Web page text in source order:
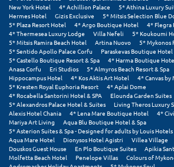
Τρίκαλα
Τρίκαλα Κορινθίας
Τρίπολη
Τυρός
Υ
Ύδρα
Φ
New York Hotel
4* Achillion Palace 5* Athina Luxury
Hermes Hotel
Gizis Exclusive
5* Mitsis Selection Blue
5* Plaza Resort Hotel
4* Argo Boutique Hotel
4* Flegra
4* Thermesea Luxury Lodge
Villa Nefeli
5* Koukoumi
5* Mitsis Ramira Beach Hotel
Artina Nuovo
5* Mykonos
5* Sentido Apollo Palace Corfu
Paraskevas Boutique Hotel
5* Castello Boutique Resort & Spa
4* Harma Boutique
Anasa Corfu
Eri Studios 5* Almyros Beach Resort & Spa
Hippocampus Hotel
4* Kos Aktis Art Hotel
4* Canvas
5* Kresten Royal Euphoria Resort
4* Aplai Dome
4* Rocabella Santorini Hotel & SPA
Elounda Garden Suites
5* Alexandros Palace Hotel & Suites
Living Theros Luxury
Alexis Hotel Chania
4* Lena Mare Boutique Hotel
4*
Mariya Art Living
Aqua Blu Boutique Hotel & Spa
5* Asterion Suites & Spa - Designed for adults by Louis Hotels
Aqua Mare Hotel
Dionysos Hotel Agistri Villea Village
Douskos Guest House
En Plo Boutique Suites
Apikia
Molfetta Beach Hotel
Penelope Villas
Colours of